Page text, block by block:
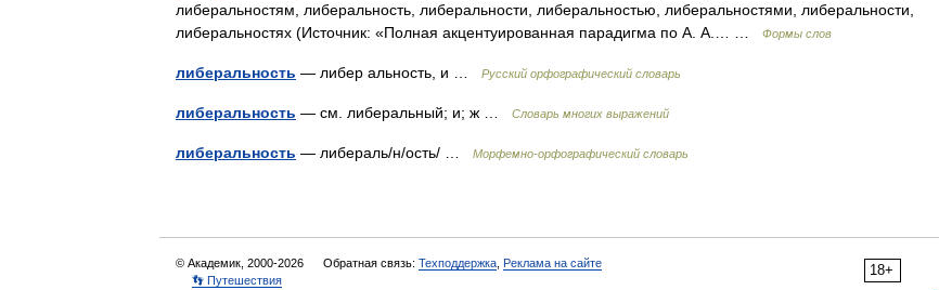
либеральностям, либеральность, либеральности, либеральностью, либеральностями, либеральности,
либеральностях (Источник: «Полная акцентуированная парадигма по А. А.… …
Формы слов
либеральность — либер альность, и … Русский орфографический словарь
либеральность — см. либеральный; и; ж … Словарь многих выражений
либеральность — либераль/н/ость/ … Морфемно-орфографический словарь
18+
© Академик, 2000-2026 Обратная связь: Техподдержка Реклама на сайте
👣 Путешествия